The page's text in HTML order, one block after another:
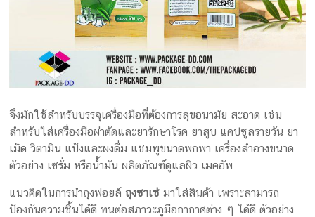
จึงมักใช้สำหรับบรรจุเครื่องมือที่ต้องการสุขอนามัย สะอาด เช่น
สำหรับใส่เครื่องมือผ่าตัดและยารักษาโรค ยาสูบ แคปซูลรายวัน ยา
เม็ด วิตามิน แป้งและผงดื่ม แชมพูขนาดพกพา เครื่องสำอางขนาด
ตัวอย่าง เซรั่ม หรือน้ำมัน ผลิตภัณฑ์ดูแลผิว เมคอัพ
แนวคิดในการนำถุงฟอยล์ถุงซาเช่ มาใส่สินค้า เพราะสามารถ
ป้องกันความชิ้นได้ดี ทนต่อสภาวะภูมือกากาศต่าง ๆ ได้ดี ตัวอย่าง